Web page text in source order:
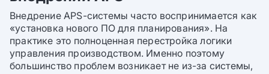
Внедрение APS-системы часто воспринимается как
«установка нового ПО для планирования». На
практике это полноценная перестройка логики
управления производством. Именно поэтому
большинство проблем возникает не из-за системы,